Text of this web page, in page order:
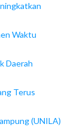
Waktu
Daerah
Terus
(UNILA)